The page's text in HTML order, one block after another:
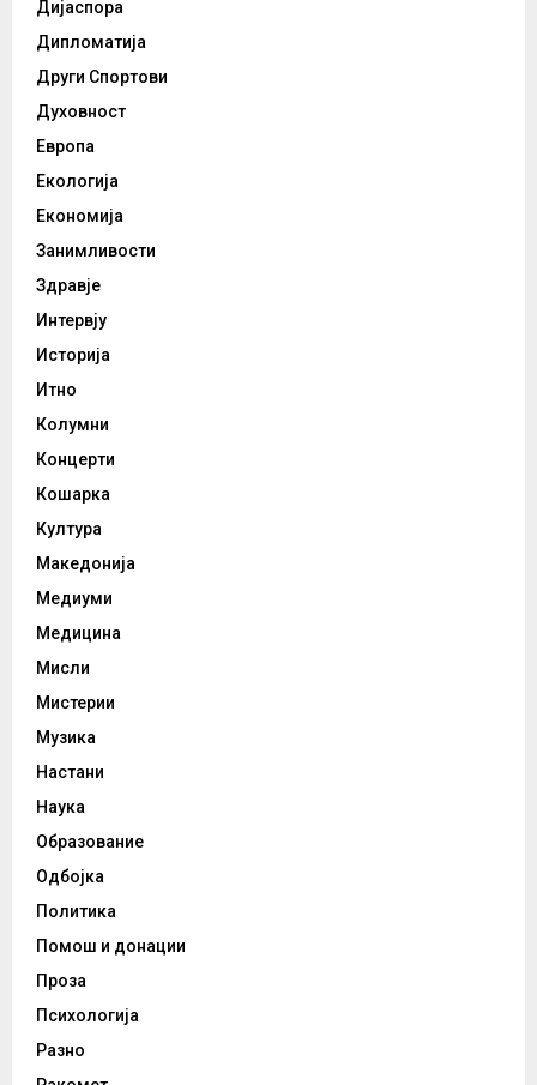
Дијаспора
Дипломатија
Други Спортови
Духовност
Европа
Екологија
Економија
Занимливости
Здравје
Интервју
Историја
Итно
Колумни
Концерти
Кошарка
Култура
Македонија
Медиуми
Медицина
Мисли
Мистерии
Музика
Настани
Наука
Образование
Одбојка
Политика
Помош и донации
Проза
Психологија
Разно